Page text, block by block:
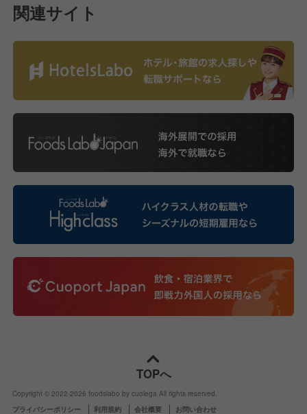
関連サイト
TOPへ
Copyright © 2022-2026 foodslabo by cuolega All rights reserved.
プライバシーポリシー
利用規約 会社概要 お問い合わせ